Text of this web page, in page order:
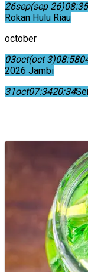
26sep(sep 26)08:35
Rokan Hulu Riau
october
03oct(oct 3)08:58
2026 Jambi
31oct07:3420:34